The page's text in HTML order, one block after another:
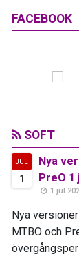
FACEBOOK
SOFT
JUL
1
Nya
PreO 1
1 jul
Nya
MTBO och